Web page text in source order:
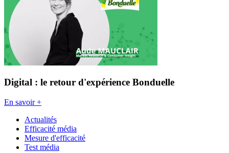
Digital : le retour d'expérience Bonduelle
En savoir +
Actualités
Efficacité média
Mesure d'efficacité
Test média